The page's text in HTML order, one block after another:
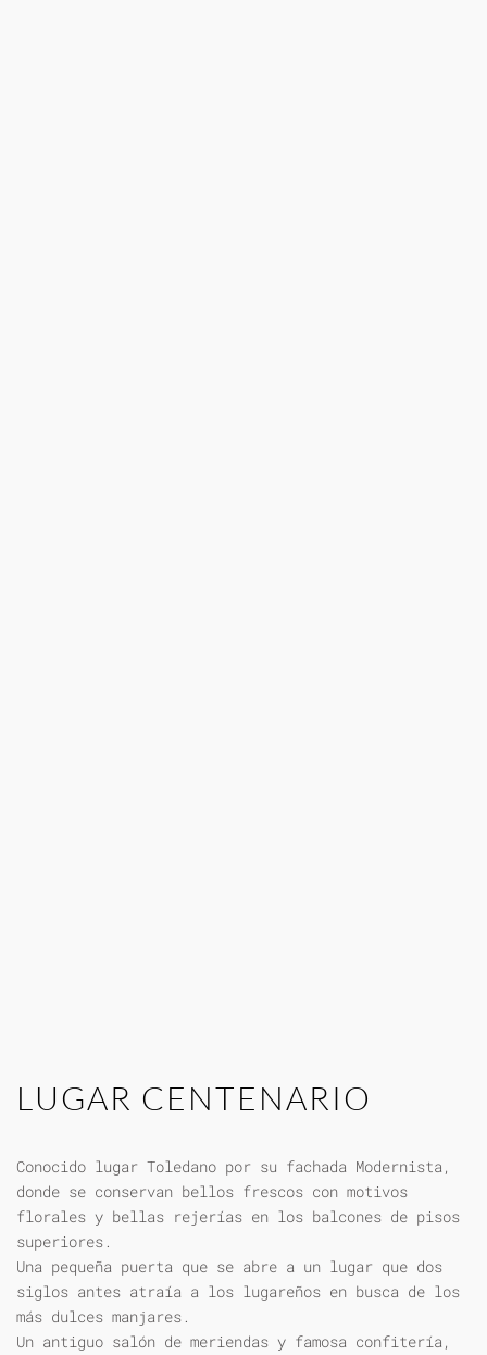
LUGAR CENTENARIO
Conocido lugar Toledano por su fachada Modernista,
donde se conservan bellos frescos con motivos
florales y bellas rejerías en los balcones de pisos
superiores.
Una pequeña puerta que se abre a un lugar que dos
siglos antes atraía a los lugareños en busca de los
más dulces manjares.
Un antiguo salón de meriendas y famosa confitería,